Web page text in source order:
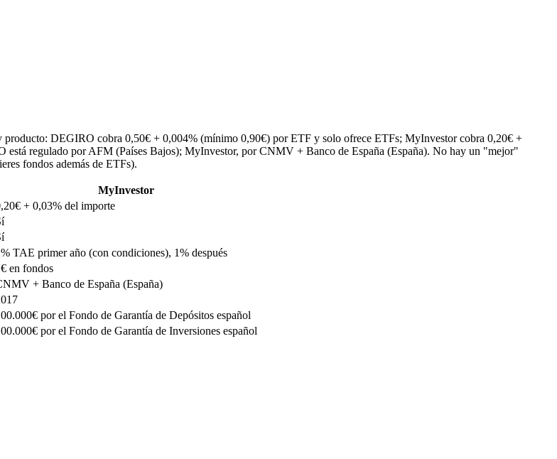
DEGIRO cobra 0,50€ + 0,004% (mínimo 0,90€) por ETF y solo ofrece ETFs; MyInvestor cobra 0,20€ +
regulado por AFM (Países Bajos); MyInvestor, por CNMV + Banco de España (España). No hay un "mejor"
fondos además de ETFs).
MyInvestor
+ 0,03% del importe
TAE primer año (con condiciones), 1% después
en fondos
+ Banco de España (España)
por el Fondo de Garantía de Depósitos español
por el Fondo de Garantía de Inversiones español